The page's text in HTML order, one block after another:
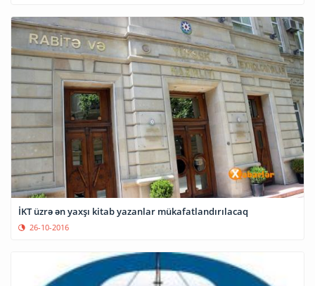
İKT üzrə ən yaxşı kitab yazanlar mükafatlandırılacaq
26-10-2016